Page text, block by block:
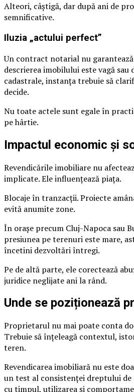
Alteori, câștigă, dar după ani de
semnificative.
Iluzia „actului perfect”
Un contract notarial nu garantează
descrierea imobilului este vagă sau
cadastrale, instanța trebuie să
decide.
Nu toate actele sunt egale în
pe hârtie.
Impactul economic și
Revendicările imobiliare nu
implicate. Ele influențează piața.
Blocaje în tranzacții. Proiecte
evită anumite zone.
În orașe precum Cluj-Napoca sau
presiunea pe terenuri este mare,
încetini dezvoltări întregi.
Pe de altă parte, ele corectează
juridice neglijate ani la rând.
Unde se poziționează
Proprietarul nu mai poate conta
Trebuie să înțeleagă contextul,
teren.
Revendicarea imobiliară nu este
un test al consistenței dreptului
cu timpul, utilizarea și